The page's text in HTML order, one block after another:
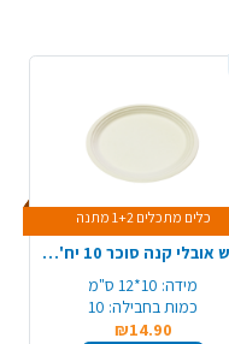
כלים מתכלים 1+2 מתנה
מגש אובלי קנה סוכר 10 יח'- גדול
מידה: 10*12 ס"מ
כמות בחבילה: 10
₪14.90